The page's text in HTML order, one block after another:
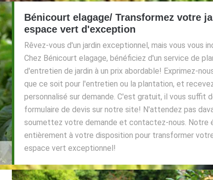
Bénicourt elagage/ Transformez votre
espace vert d'exception
Rêvez-vous d'un jardin exceptionnel, mais vous vous
Chez Bénicourt elagage, bénéficiez d'un service de
d'entretien de jardin à un prix abordable! Exprimez-
que ce soit pour l'entretien ou la plantation, et
personnalisé sur demande. C'est gratuit, il vous suffit
formulaire de devis sur notre site! N'attendez pas
soumettez votre demande et contactez-nous. Notre
entièrement à votre disposition pour transformer
espace vert exceptionnel!